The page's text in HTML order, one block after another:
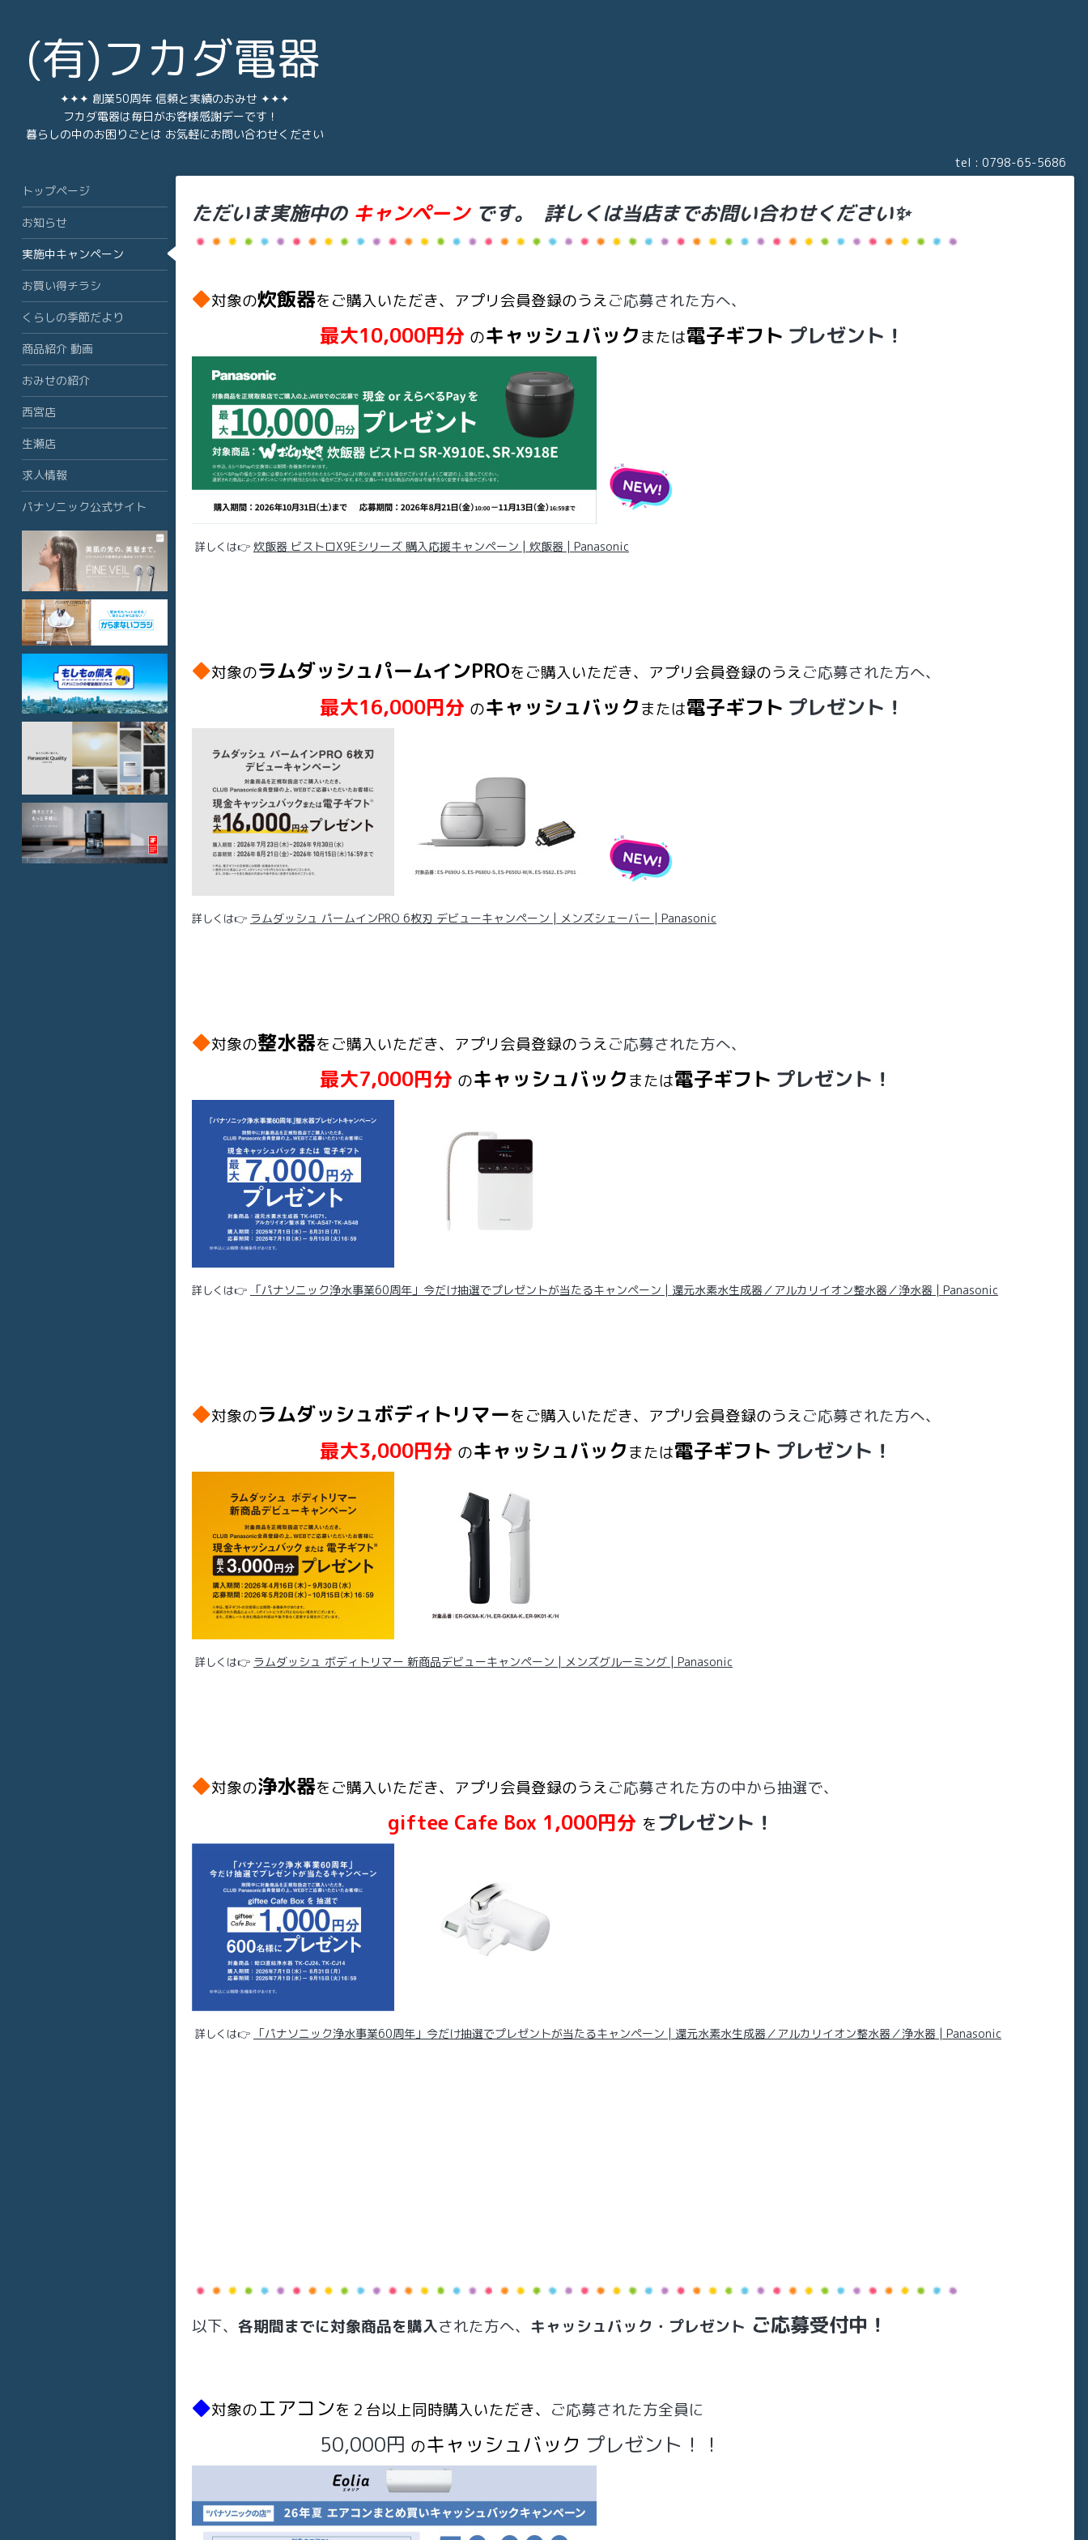
(有)フカダ電器
✦✦✦ 創業50周年 信頼と実績のおみせ ✦✦✦
フカダ電器は毎日がお客様感謝デーです！
暮らしの中のお困りごとは お気軽にお問い合わせください
tel : 0798-65-5686
ただいま実施中の キャンペーンです。 詳しくは当店までお問い合わせください✨
◆対象の炊飯器をご購入いただき、アプリ会員登録のうえご応募された方へ、
最大10,000円分 のキャッシュバックまたは電子ギフト プレゼント！
詳しくは👉 炊飯器 ビストロX9Eシリーズ 購入応援キャンペーン | 炊飯器 | Panasonic
◆対象のラムダッシュパームインPROをご購入いただき、アプリ会員登録のうえご応募された方へ、
最大16,000円分 のキャッシュバックまたは電子ギフト プレゼント！
詳しくは👉 ラムダッシュ パームインPRO 6枚刃 デビューキャンペーン | メンズシェーバー | Panasonic
◆対象の整水器をご購入いただき、アプリ会員登録のうえご応募された方へ、
最大7,000円分 のキャッシュバックまたは電子ギフト プレゼント！
詳しくは👉 「パナソニック浄水事業60周年」今だけ抽選でプレゼントが当たるキャンペーン | 還元水素水生成器／アルカリイオン整水器／浄水器 | Panasonic
◆対象のラムダッシュボディトリマーをご購入いただき、アプリ会員登録のうえご応募された方へ、
最大3,000円分 のキャッシュバックまたは電子ギフト プレゼント！
詳しくは👉 ラムダッシュ ボディトリマー 新商品デビューキャンペーン | メンズグルーミング | Panasonic
◆対象の浄水器をご購入いただき、アプリ会員登録のうえご応募された方の中から抽選で、
giftee Cafe Box 1,000円分 をプレゼント！
詳しくは👉 「パナソニック浄水事業60周年」今だけ抽選でプレゼントが当たるキャンペーン | 還元水素水生成器／アルカリイオン整水器／浄水器 | Panasonic
以下、 各期間までに対象商品を購入された方へ、 キャッシュバック・プレゼント ご応募受付中！
◆対象のエアコンを２台以上同時購入いただき、 ご応募された方全員に
50,000円 のキャッシュバック プレゼント！！
トップページ
お知らせ
実施中キャンペーン
お買い得チラシ
くらしの季節だより
商品紹介 動画
おみせの紹介
西宮店
生瀬店
求人情報
パナソニック公式サイト